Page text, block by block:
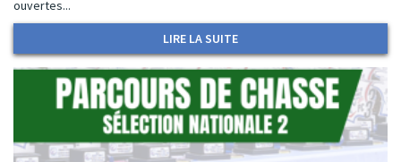
ouvertes...
LIRE LA SUITE